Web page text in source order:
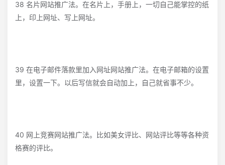
38 名片网站推广法。在名片上，手册上，一切自己能掌控的纸
上，印上网址、写上网址。
39 在电子邮件落款里加入网址网站推广法。在电子邮箱的设置
里，设置一下。以后写信就会自动加上，自己就省事不少。
40 网上竞赛网站推广法。比如美女评比、网站评比等等各种资
格赛的评比。